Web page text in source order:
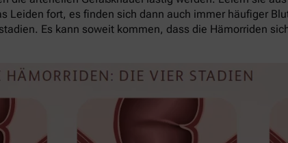
Leiden fort, es finden sich dann auch immer häufiger
Es kann soweit kommen, dass die Hämorriden